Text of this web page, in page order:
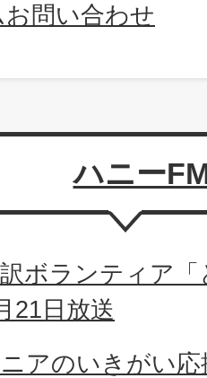
問い合わせ
ハニー
ボランティア
21日放送
アのいきがい